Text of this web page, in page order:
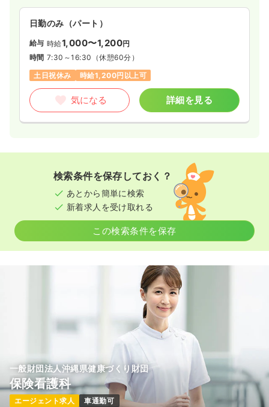
日勤のみ（パート）
給与 時給1,000〜1,200円
時間 7:30～16:30 （休憩60分）
土日祝休み
時給1,200円以上可
気になる 詳細を見る
検索条件を保存しておく？
あとから簡単に検索
新着求人を受け取れる
この検索条件を保存
一般財団法人沖縄県健康づくり財団
保険看護科
エージェント求人 車通勤可